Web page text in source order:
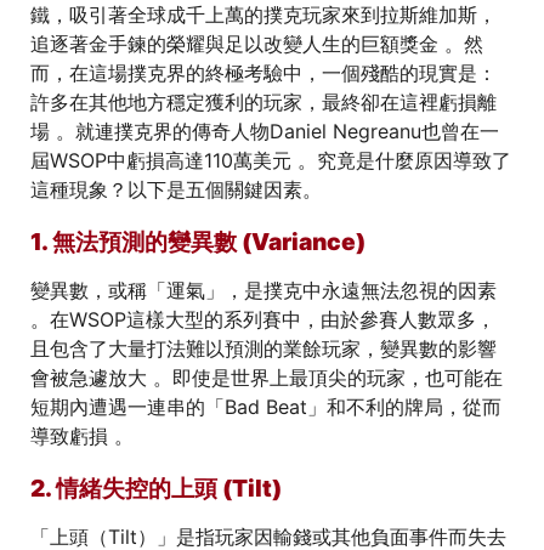
鐵，吸引著全球成千上萬的撲克玩家來到拉斯維加斯，
追逐著金手鍊的榮耀與足以改變人生的巨額獎金 。然
而，在這場撲克界的終極考驗中，一個殘酷的現實是：
許多在其他地方穩定獲利的玩家，最終卻在這裡虧損離
場 。就連撲克界的傳奇人物Daniel Negreanu也曾在一
屆WSOP中虧損高達110萬美元 。究竟是什麼原因導致了
這種現象？以下是五個關鍵因素。
1. 無法預測的變異數 (Variance)
變異數，或稱「運氣」，是撲克中永遠無法忽視的因素
。在WSOP這樣大型的系列賽中，由於參賽人數眾多，
且包含了大量打法難以預測的業餘玩家，變異數的影響
會被急遽放大 。即使是世界上最頂尖的玩家，也可能在
短期內遭遇一連串的「Bad Beat」和不利的牌局，從而
導致虧損 。
2. 情緒失控的上頭 (Tilt)
「上頭（Tilt）」是指玩家因輸錢或其他負面事件而失去